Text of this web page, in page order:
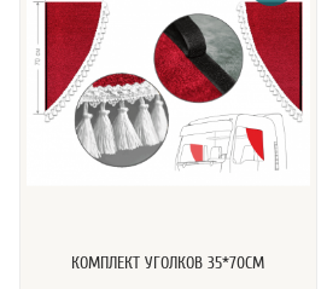
КОМПЛЕКТ УГОЛКОВ 35*70СМ